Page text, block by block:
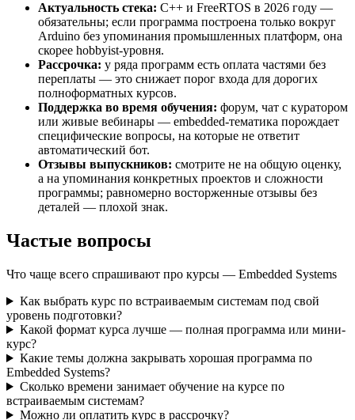
Актуальность стека: C++ и FreeRTOS в 2026 году —
обязательны; если программа построена только вокруг
Arduino без упоминания промышленных платформ, она
скорее hobbyist-уровня.
Рассрочка: у ряда программ есть оплата частями без
переплаты — это снижает порог входа для дорогих
полноформатных курсов.
Поддержка во время обучения: форум, чат с куратором
или живые вебинары — embedded-тематика порождает
специфические вопросы, на которые не ответит
автоматический бот.
Отзывы выпускников: смотрите не на общую оценку,
а на упоминания конкретных проектов и сложности
программы; равномерно восторженные отзывы без
деталей — плохой знак.
Частые вопросы
Что чаще всего спрашивают про курсы — Embedded Systems
Как выбрать курс по встраиваемым системам под свой
уровень подготовки?
Какой формат курса лучше — полная программа или мини-
курс?
Какие темы должна закрывать хорошая программа по
Embedded Systems?
Сколько времени занимает обучение на курсе по
встраиваемым системам?
Можно ли оплатить курс в рассрочку?